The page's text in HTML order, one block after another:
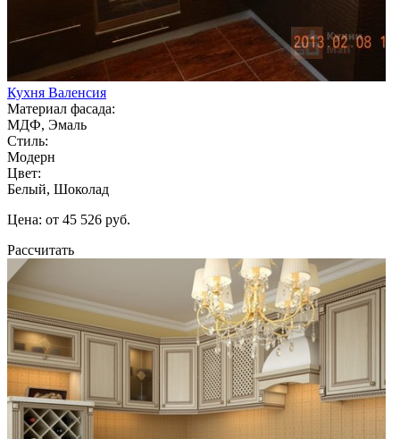
Кухня Валенсия
Материал фасада:
МДФ, Эмаль
Стиль:
Модерн
Цвет:
Белый, Шоколад
Цена: от 45 526 руб.
Рассчитать